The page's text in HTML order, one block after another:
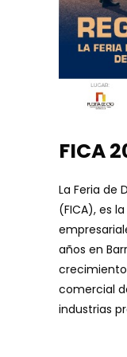
FICA
La Feria de
(FICA), es
años en
comercial
industrias